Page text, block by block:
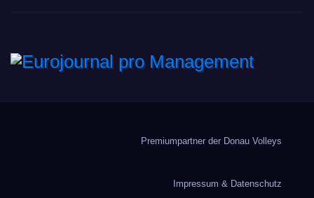
Premiumpartner der Donau Volleys
Impressum & Datenschutz